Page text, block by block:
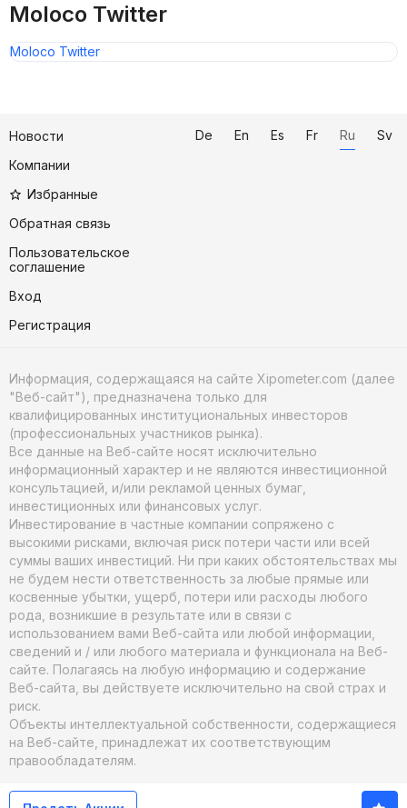
Moloco Twitter
Moloco Twitter
Новости
Компании
Избранные
Обратная связь
Пользовательское
соглашение
Вход
Регистрация
De En Es Fr Ru Sv
Информация, содержащаяся на сайте Xipometer.com (далее
"Веб-сайт"), предназначена только для
квалифицированных институциональных инвесторов
(профессиональных участников рынка).
Все данные на Веб-сайте носят исключительно
информационный характер и не являются инвестиционной
консультацией, и/или рекламой ценных бумаг,
инвестиционных или финансовых услуг.
Инвестирование в частные компании сопряжено с
высокими рисками, включая риск потери части или всей
суммы ваших инвестиций. Ни при каких обстоятельствах мы
не будем нести ответственность за любые прямые или
косвенные убытки, ущерб, потери или расходы любого
рода, возникшие в результате или в связи с
использованием вами Веб-сайта или любой информации,
сведений и / или любого материала и функционала на Веб-
сайте. Полагаясь на любую информацию и содержание
Веб-сайта, вы действуете исключительно на свой страх и
риск.
Объекты интеллектуальной собственности, содержащиеся
на Веб-сайте, принадлежат их соответствующим
правообладателям.